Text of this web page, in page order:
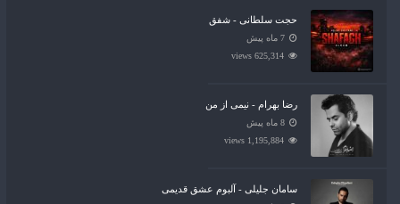
حجت سلطانی - شفق
7 ماه پیش
625,314 views
رضا بهرام - نیمی از من
8 ماه پیش
1,195,884 views
سامان جلیلی - آلبوم عشق قدیمی